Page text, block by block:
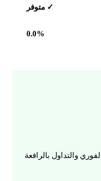
✓ متوفر
0.0%
والتداول بالرافعة